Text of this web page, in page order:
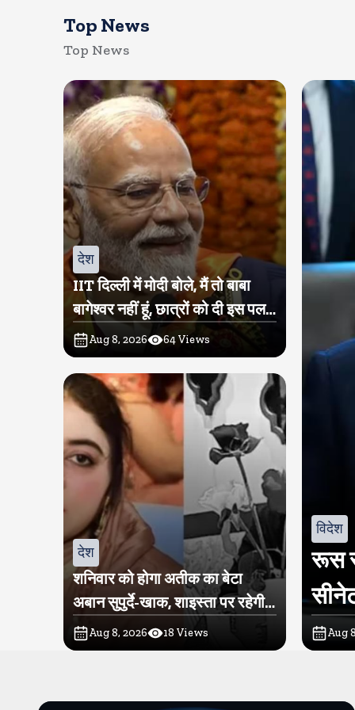
Top News
Top News
देश
IIT दिल्ली में मोदी बोले, मैं तो बाबा
बागेश्वर नहीं हूं, छात्रों को दी इस पल
को जीने की नसीहत
Aug 8, 2026 64Views
देश
शनिवार को होगा अतीक का बेटा
अबान सुपुर्दे-खाक, शाइस्ता पर रहेगी
पुलिस की नजर
Aug 8, 2026 18 Views
विदेश
रूस
Aug